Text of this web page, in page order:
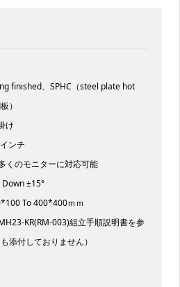
finished、SPHC（steel plate hot
）
け
ンチ
くのモニターに対応可能
±15°
To 400*400ｍｍ
KR(RM-003)組立手順説明書を参
添付しておりません）